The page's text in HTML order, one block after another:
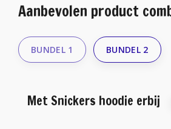
Aanbevolen product
BUNDEL 1 BUNDEL 2
Met Snickers hoodie erbij